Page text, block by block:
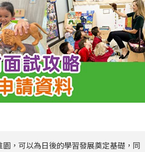
，可以為日後的學習發展奠定基礎，同